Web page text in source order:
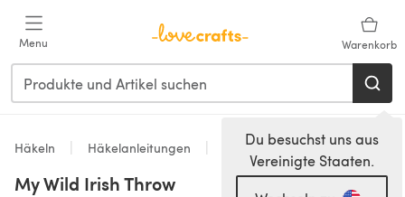
Menu Warenkorb
Du besuchst uns aus
Vereinigte Staaten.
Häkeln Häkelanleitungen Homeware
My Wild Irish Throw